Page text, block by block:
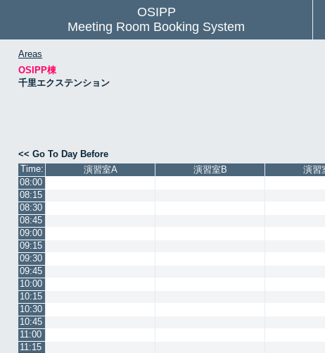
OSIPP
Meeting Room Booking System
Areas
OSIPP棟
千里エクステンション
<< Go To Day Before
Time:
演習室A 演習室B 演習
08:00
08:15
08:30
08:45
09:00
09:15
09:30
09:45
10:00
10:15
10:30
10:45
11:00
11:15